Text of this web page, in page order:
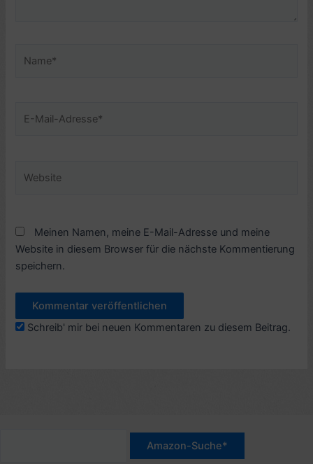
Meinen Namen, meine E-Mail-Adresse und meine
Website in diesem Browser für die nächste Kommentierung
speichern.
Schreib' mir bei neuen Kommentaren zu diesem Beitrag.